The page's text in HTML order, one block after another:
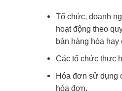
Tổ chức, doanh
hoạt động theo
bán hàng hóa
Các tổ chức thực
Hóa đơn sử dụng
hóa đơn.